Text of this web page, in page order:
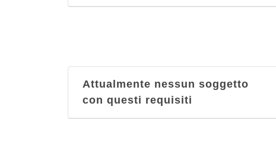
Attualmente nessun soggetto
con questi requisiti